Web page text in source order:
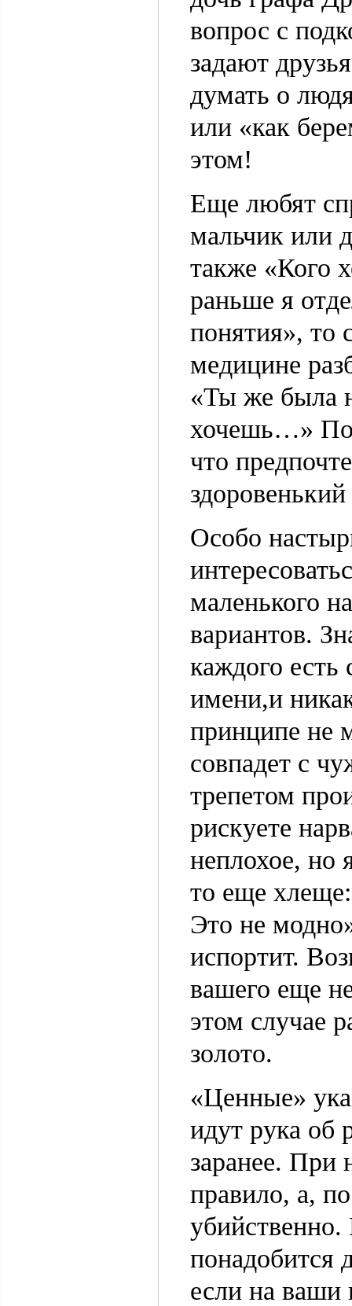
вопрос с
задают
думать о
или «как
этом!
Еще любят
мальчик или
также «Кого
раньше я
понятия», то
медицине
«Ты же была
хочешь…»
что
Особо
маленького
вариантов.
каждого есть
имени,и
принципе не
совпадет с
трепетом
рискуете
неплохое, но
то еще
Это не
испортит.
вашего еще
этом случае
золото.
«Ценные»
идут рука об
заранее. При
правило, а,
понадобится
если на ваши